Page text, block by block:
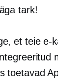
tark!
et teie e-
toetavad